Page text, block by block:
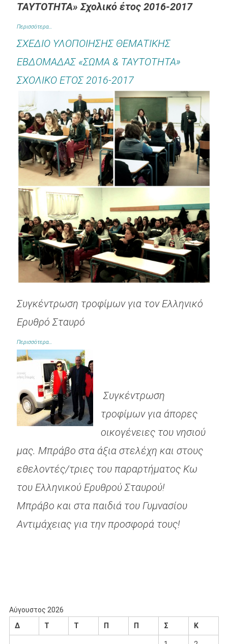
ΤΑΥΤΟΤΗΤΑ» Σχολικό έτος 2016-2017
Περισσότερα…
ΣΧΕΔΙΟ ΥΛΟΠΟΙΗΣΗΣ ΘΕΜΑΤΙΚΗΣ
ΕΒΔΟΜΑΔΑΣ «ΣΩΜΑ & ΤΑΥΤΟΤΗΤΑ»
ΣΧΟΛΙΚΟ ΕΤΟΣ 2016-2017
Συγκέντρωση τροφίμων για τον Ελληνικό
Ερυθρό Σταυρό
Περισσότερα…
.Συγκέντρωση
τροφίμων για άπορες
οικογένειες του νησιού
μας. Μπράβο στα άξια στελέχη και στους
εθελοντές/τριες του παραρτήματος Κω
του Ελληνικού Ερυθρού Σταυρού!
Μπράβο και στα παιδιά του Γυμνασίου
Αντιμάχειας για την προσφορά τους!.
Αύγουστος 2026
Δ
Τ Τ Π Π Σ Κ